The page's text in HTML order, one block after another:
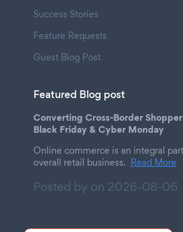
Success Stories
Feature Requests
Guest Blog Post
Featured Blog post
Converting Cross-Border
Black Friday & Cyber Monday
Online commerce is an integral
overall retail business. Read More
Posted by on 2026-08-06